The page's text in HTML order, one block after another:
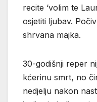
recite ‘volim te
osjetiti ljubav.
shrvana majka.
30-godišnji reper
kćerinu smrt, no
nedjelju nakon